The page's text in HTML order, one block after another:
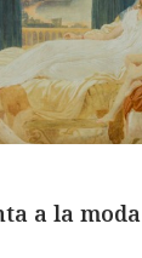
a la moda